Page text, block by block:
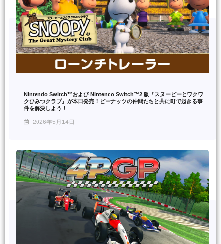
Nintendo Switch™および Nintendo Switch™2 版『スヌーピーとワクワ
クひみつクラブ』が本日発売！ピーナッツの仲間たちと共に町で起きる事
件を解決しよう！
2026年5月14日